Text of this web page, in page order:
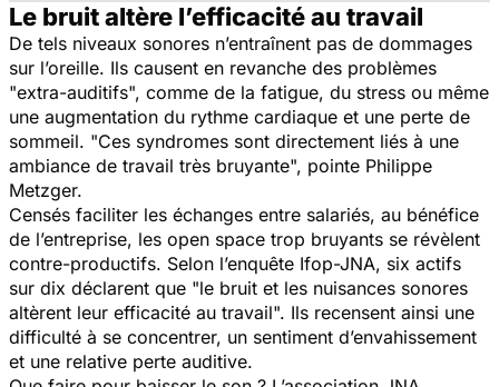
Le bruit altère l’efficacité au travail
De tels niveaux sonores n’entraînent pas de dommages
sur l’oreille. Ils causent en revanche des problèmes
"extra-auditifs", comme de la fatigue, du stress ou même
une augmentation du rythme cardiaque et une perte de
sommeil. "Ces syndromes sont directement liés à une
ambiance de travail très bruyante", pointe Philippe
Metzger.
Censés faciliter les échanges entre salariés, au bénéfice
de l’entreprise, les open space trop bruyants se révèlent
contre-productifs. Selon l’enquête Ifop-JNA, six actifs
sur dix déclarent que "le bruit et les nuisances sonores
altèrent leur efficacité au travail". Ils recensent ainsi une
difficulté à se concentrer, un sentiment d’envahissement
et une relative perte auditive.